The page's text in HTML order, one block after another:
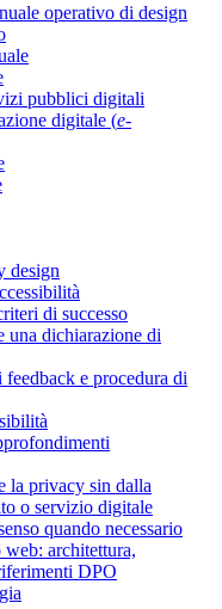
operativo di design
pubblici digitali
digitale (e-
design
di successo
una dichiarazione di
e procedura di
la privacy sin dalla
o servizio digitale
quando necessario
architettura,
DPO